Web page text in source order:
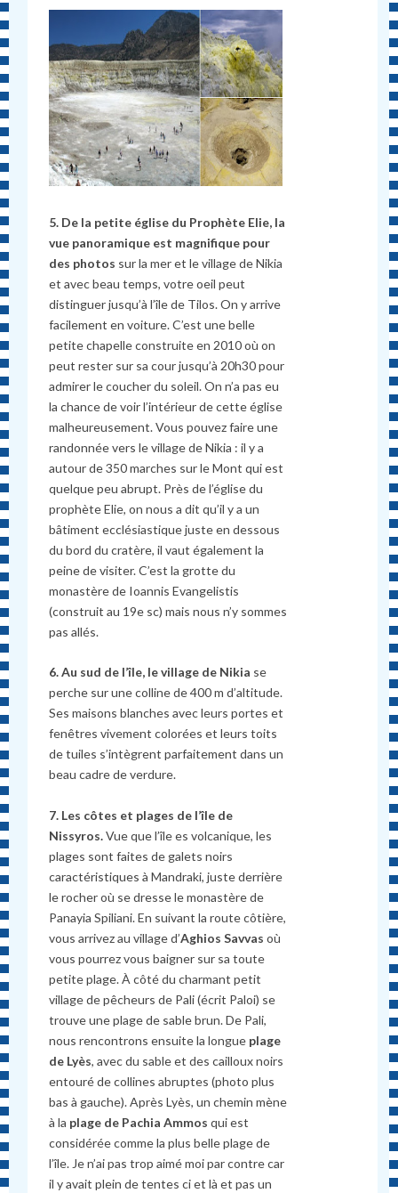
5. De la petite église du Prophète Elie, la
vue panoramique est magnifique pour
des photos sur la mer et le village de Nikia
et avec beau temps, votre oeil peut
distinguer jusqu’à l’île de Tilos. On y arrive
facilement en voiture. C’est une belle
petite chapelle construite en 2010 où on
peut rester sur sa cour jusqu’à 20h30 pour
admirer le coucher du soleil. On n’a pas eu
la chance de voir l’intérieur de cette église
malheureusement. Vous pouvez faire une
randonnée vers le village de Nikia : il y a
autour de 350 marches sur le Mont qui est
quelque peu abrupt. Près de l’église du
prophète Elie, on nous a dit qu’il y a un
bâtiment ecclésiastique juste en dessous
du bord du cratère, il vaut également la
peine de visiter. C’est la grotte du
monastère de Ioannis Evangelistis
(construit au 19e sc) mais nous n’y sommes
pas allés.
6. Au sud de l’île, le village de Nikia se
perche sur une colline de 400 m d’altitude.
Ses maisons blanches avec leurs portes et
fenêtres vivement colorées et leurs toits
de tuiles s’intègrent parfaitement dans un
beau cadre de verdure.
7. Les côtes et plages de l’île de
Nissyros.Vue que l’île es volcanique, les
plages sont faites de galets noirs
caractéristiques à Mandraki, juste derrière
le rocher où se dresse le monastère de
Panayia Spiliani. En suivant la route côtière,
vous arrivez au village d’Aghios Savvas où
vous pourrez vous baigner sur sa toute
petite plage. À côté du charmant petit
village de pêcheurs de Pali (écrit Paloi) se
trouve une plage de sable brun. De Pali,
nous rencontrons ensuite la longue plage
de Lyès, avec du sable et des cailloux noirs
entouré de collines abruptes (photo plus
bas à gauche). Après Lyès, un chemin mène
à la plage de Pachia Ammos qui est
considérée comme la plus belle plage de
l’île. Je n’ai pas trop aimé moi par contre car
il y avait plein de tentes ci et là et pas un